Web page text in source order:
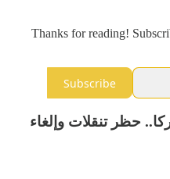
Thanks for reading!
Subscribe
حظر تنقلات وإلغاء